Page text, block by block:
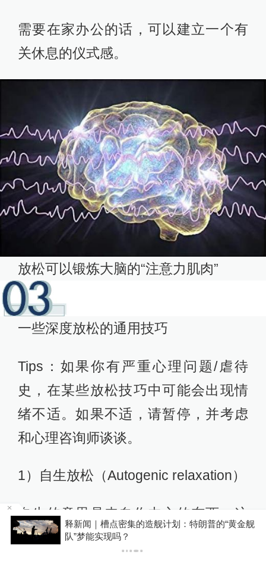
需要在家办公的话，可以建立一个有
关休息的仪式感。
放松可以锻炼大脑的“注意力肌肉”
一些深度放松的通用技巧
Tips：如果你有严重心理问题/虐待
史，在某些放松技巧中可能会出现情
绪不适。如果不适，请暂停，并考虑
和心理咨询师谈谈。
1）自生放松（Autogenic relaxation）
自生的意思是来自你内心的东西。这
种放松技巧，使用视觉形象和身体意
女子称丰胸术9个月后确诊乳腺癌，医美机构：
手术不可能引发癌症，建议走司法途径